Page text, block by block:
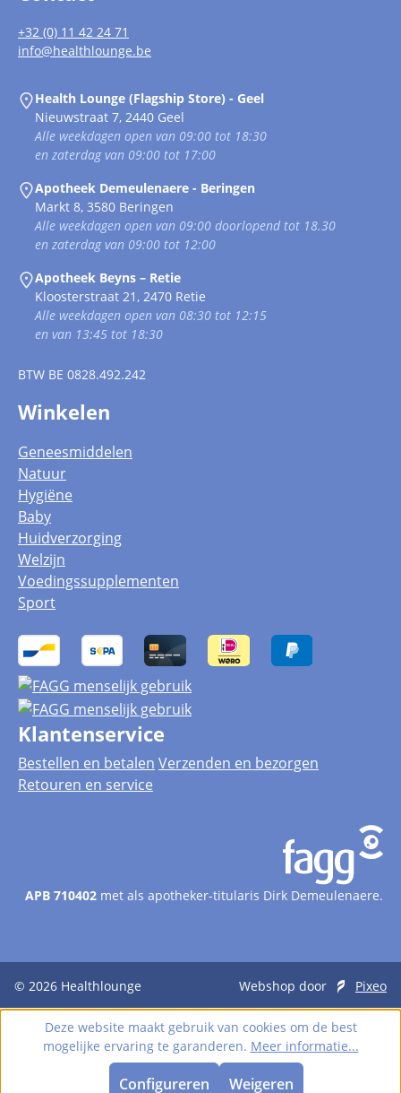
+32 (0) 11 42 24 71
info@healthlounge.be
Health Lounge (Flagship Store) - Geel
Nieuwstraat 7, 2440 Geel
Alle weekdagen open van 09:00 tot 18:30
en zaterdag van 09:00 tot 17:00
Apotheek Demeulenaere - Beringen
Markt 8, 3580 Beringen
Alle weekdagen open van 09:00 doorlopend tot 18.30
en zaterdag van 09:00 tot 12:00
Apotheek Beyns – Retie
Kloosterstraat 21, 2470 Retie
Alle weekdagen open van 08:30 tot 12:15
en van 13:45 tot 18:30
BTW BE 0828.492.242
Winkelen
Geneesmiddelen
Natuur
Hygiëne
Baby
Huidverzorging
Welzijn
Voedingssupplementen
Sport
Klantenservice
Bestellen en betalen Verzenden en bezorgen
Retouren en service
APB 710402 met als apotheker-titularis Dirk Demeulenaere.
© 2026 Healthlounge Webshop door Pixeo
Deze website maakt gebruik van cookies om de best
mogelijke ervaring te garanderen. Meer informatie...
Weigeren
Configureren